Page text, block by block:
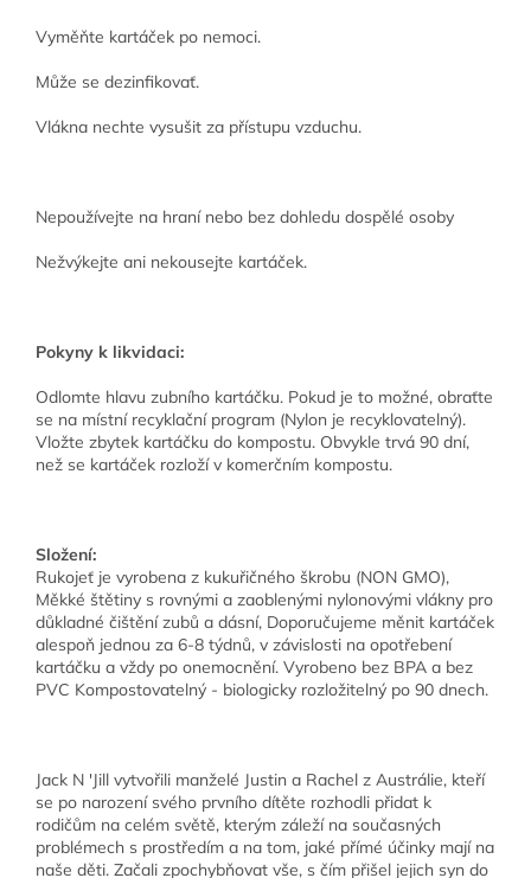
Vyměňte kartáček po nemoci.
Může se dezinfikovať.
Vlákna nechte vysušit za přístupu vzduchu.
Nepoužívejte na hraní nebo bez dohledu dospělé osoby
Nežvýkejte ani nekousejte kartáček.
Pokyny k likvidaci:
Odlomte hlavu zubního kartáčku. Pokud je to možné, obraťte
se na místní recyklační program (Nylon je recyklovatelný).
Vložte zbytek kartáčku do kompostu. Obvykle trvá 90 dní,
než se kartáček rozloží v komerčním kompostu.
Složení:
Rukojeť je vyrobena z kukuřičného škrobu (NON GMO),
Měkké štětiny s rovnými a zaoblenými nylonovými vlákny pro
důkladné čištění zubů a dásní, Doporučujeme měnit kartáček
alespoň jednou za 6-8 týdnů, v závislosti na opotřebení
kartáčku a vždy po onemocnění. Vyrobeno bez BPA a bez
PVC Kompostovatelný - biologicky rozložitelný po 90 dnech.
Jack N 'Jill vytvořili manželé Justin a Rachel z Austrálie, kteří
se po narození svého prvního dítěte rozhodli přidat k
rodičům na celém světě, kterým záleží na současných
problémech s prostředím a na tom, jaké přímé účinky mají na
naše děti. Začali zpochybňovat vše, s čím přišel jejich syn do